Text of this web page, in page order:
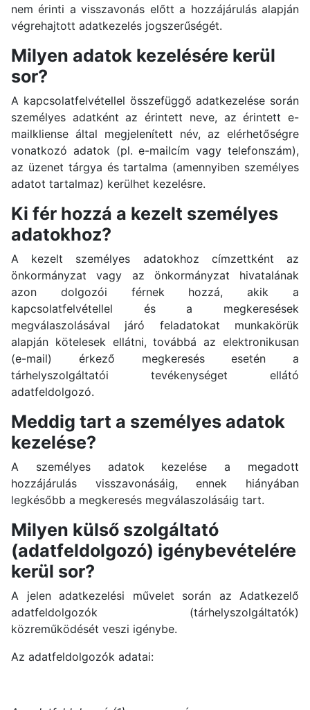
nem érinti a visszavonás előtt a hozzájárulás alapján
végrehajtott adatkezelés jogszerűségét.
Milyen adatok kezelésére kerül
sor?
A kapcsolatfelvétellel összefüggő adatkezelése során
személyes adatként az érintett neve, az érintett e-
mailkliense által megjelenített név, az elérhetőségre
vonatkozó adatok (pl. e-mailcím vagy telefonszám),
az üzenet tárgya és tartalma (amennyiben személyes
adatot tartalmaz) kerülhet kezelésre.
Ki fér hozzá a kezelt személyes
adatokhoz?
A kezelt személyes adatokhoz címzettként az
önkormányzat vagy az önkormányzat hivatalának
azon dolgozói férnek hozzá, akik a
kapcsolatfelvétellel és a megkeresések
megválaszolásával járó feladatokat munkakörük
alapján kötelesek ellátni, továbbá az elektronikusan
(e-mail) érkező megkeresés esetén a
tárhelyszolgáltatói tevékenységet ellátó
adatfeldolgozó.
Meddig tart a személyes adatok
kezelése?
A személyes adatok kezelése a megadott
hozzájárulás visszavonásáig, ennek hiányában
legkésőbb a megkeresés megválaszolásáig tart.
Milyen külső szolgáltató
(adatfeldolgozó) igénybevételére
kerül sor?
A jelen adatkezelési művelet során az Adatkezelő
adatfeldolgozók (tárhelyszolgáltatók)
közreműködését veszi igénybe.
Az adatfeldolgozók adatai: